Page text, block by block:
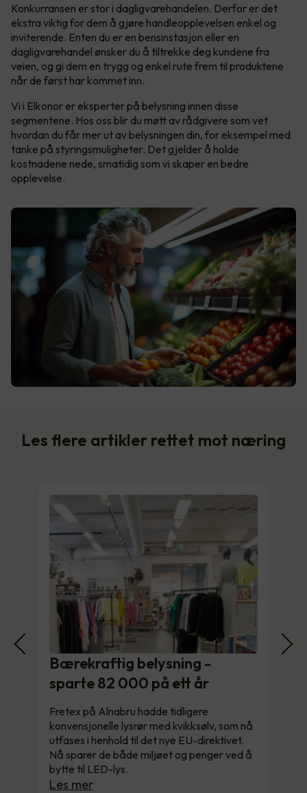
Konkurransen er stor i dagligvarehandelen. Derfor er det
ekstra viktig for dem å gjøre handleopplevelsen enkel og
inviterende. Enten du er en bensinstasjon eller en
dagligvarehandel ønsker du å tiltrekke deg kundene fra
veien, og gi dem en trygg og enkel rute frem til produktene
når de først har kommet inn.
Vi i Elkonor er eksperter på belysning innen disse
segmentene. Hos oss blir du møtt av rådgivere som vet
hvordan du får mer ut av belysningen din, for eksempel med
tanke på styringsmuligheter. Det gjelder å holde
kostnadene nede, smatidig som vi skaper en bedre
opplevelse.
Les flere artikler rettet mot næring
Bærekraftig belysning -
sparte 82 000 på ett år
Fretex på Alnabru hadde tidligere
konvensjonelle lysrør med kvikksølv, som nå
utfases i henhold til det nye EU-direktivet.
Nå sparer de både miljøet og penger ved å
bytte til LED-lys.
Les mer